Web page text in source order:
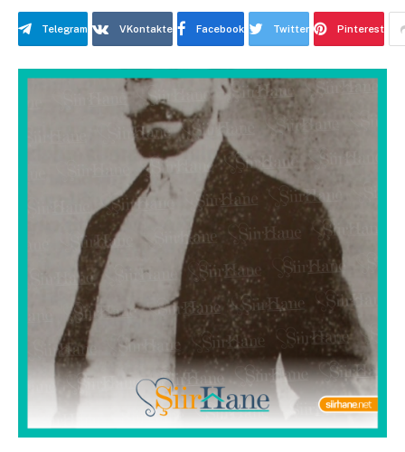
Telegram VKontakte Facebook Twitter Pinterest